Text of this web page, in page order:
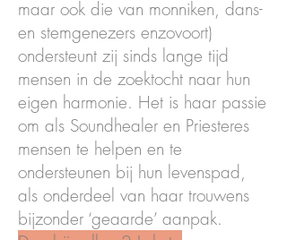
maar ook die van monniken, dans-
en stemgenezers enzovoort)
ondersteunt zij sinds lange tijd
mensen in de zoektocht naar hun
eigen harmonie. Het is haar passie
om als Soundhealer en Priesteres
mensen te helpen en te
ondersteunen bij hun levenspad,
als onderdeel van haar trouwens
bijzonder ‘geaarde’ aanpak.